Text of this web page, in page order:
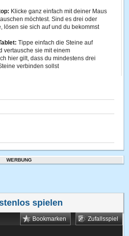
Klicke ganz einfach mit deiner Maus
möchtest. Sind es drei oder
lösen sie sich auf und du bekommst
Tippe einfach die Steine auf
vertausche sie mit einem
hier gilt, dass du mindestens drei
verbinden sollst
WERBUNG
spielen
Zufallsspiel
Bookmarken